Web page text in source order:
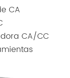
CA
CA/CC